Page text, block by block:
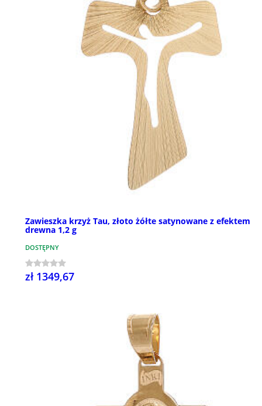
Zawieszka krzyż Tau, złoto żółte satynowane z efektem
drewna 1,2 g
DOSTĘPNY
zł 1349,67